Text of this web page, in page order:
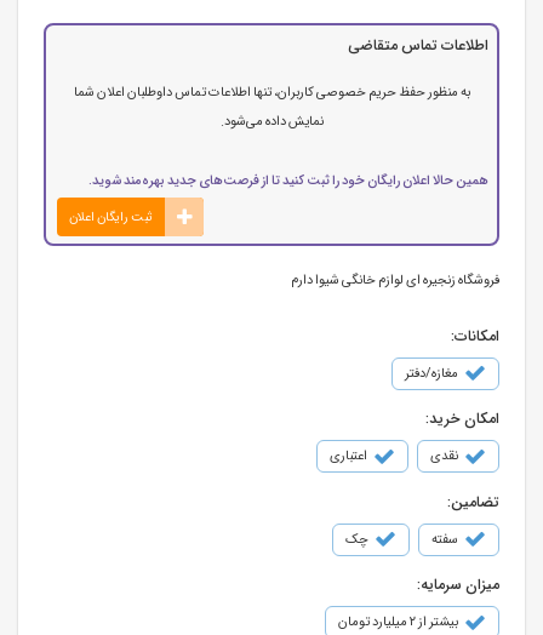
اطلاعات تماس متقاضی
به منظور حفظ حریم خصوصی کاربران، تنها اطلاعات تماس داوطلبان اعلان شما
نمایش داده می‌شود.
همین حالا اعلان رایگان خود را ثبت کنید تا از فرصت‌های جدید بهره‌مند شوید.
ثبت رایگان اعلان
فروشگاه زنجیره ای لوازم خانگی شیوا دارم
امکانات:
مغازه/دفتر
امکان خرید:
نقدی اعتباری
تضامین:
سفته چک
میزان سرمایه:
بیشتر از ۲ میلیارد تومان